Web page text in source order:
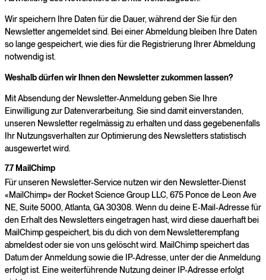
Wir speichern Ihre Daten für die Dauer, während der Sie für den
Newsletter angemeldet sind. Bei einer Abmeldung bleiben Ihre Daten
so lange gespeichert, wie dies für die Registrierung Ihrer Abmeldung
notwendig ist.
Weshalb dürfen wir Ihnen den Newsletter zukommen lassen?
Mit Absendung der Newsletter-Anmeldung geben Sie Ihre
Einwilligung zur Datenverarbeitung. Sie sind damit einverstanden,
unseren Newsletter regelmässig zu erhalten und dass gegebenenfalls
Ihr Nutzungsverhalten zur Optimierung des Newsletters statistisch
ausgewertet wird.
7.7 MailChimp
Für unseren Newsletter-Service nutzen wir den Newsletter-Dienst
«MailChimp» der Rocket Science Group LLC, 675 Ponce de Leon Ave
NE, Suite 5000, Atlanta, GA 30308. Wenn du deine E-Mail-Adresse für
den Erhalt des Newsletters eingetragen hast, wird diese dauerhaft bei
MailChimp gespeichert, bis du dich von dem Newsletterempfang
abmeldest oder sie von uns gelöscht wird. MailChimp speichert das
Datum der Anmeldung sowie die IP-Adresse, unter der die Anmeldung
erfolgt ist. Eine weiterführende Nutzung deiner IP-Adresse erfolgt